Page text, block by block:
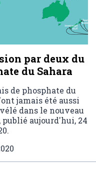
par deux du
du Sahara
de phosphate du
jamais été aussi
dans le nouveau
aujourd'hui, 24